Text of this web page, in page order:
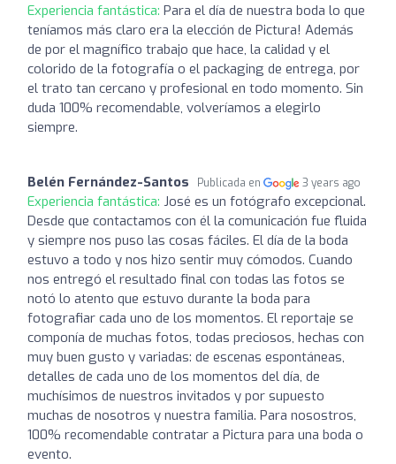
Experiencia fantástica: Para el día de nuestra boda lo que
teníamos más claro era la elección de Pictura! Además
de por el magnífico trabajo que hace, la calidad y el
colorido de la fotografía o el packaging de entrega, por
el trato tan cercano y profesional en todo momento. Sin
duda 100% recomendable, volveríamos a elegirlo
siempre.
Belén Fernández-Santos Publicada en 3 years ago
Experiencia fantástica: José es un fotógrafo excepcional.
Desde que contactamos con él la comunicación fue fluida
y siempre nos puso las cosas fáciles. El día de la boda
estuvo a todo y nos hizo sentir muy cómodos. Cuando
nos entregó el resultado final con todas las fotos se
notó lo atento que estuvo durante la boda para
fotografiar cada uno de los momentos. El reportaje se
componía de muchas fotos, todas preciosos, hechas con
muy buen gusto y variadas: de escenas espontáneas,
detalles de cada uno de los momentos del día, de
muchísimos de nuestros invitados y por supuesto
muchas de nosotros y nuestra familia. Para nosostros,
100% recomendable contratar a Pictura para una boda o
evento.